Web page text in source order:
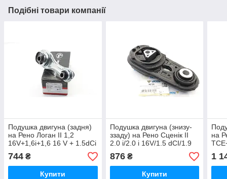
Подібні товари компанії
Подушка двигуна (задня)
на Рено Логан II 1,2
16V+1,6i+1,6 16 V + 1.5dCi
09,2013 -> Gates (Бельгія)
ETM1931
744 ₴
Купити
Подушка двигуна (знизу-
ззаду) на Рено Сценік II
2.0 i/2.0 i 16V/1.5 dCI/1.9
dCI (2003>) Ucel (Франція)
10728
876₴
Купити
на
dCi
1